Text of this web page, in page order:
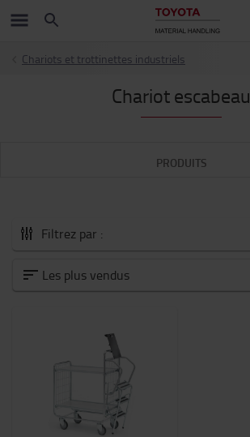
Chariots et trottinettes industriels
Chariot escabeau
PRODUITS
Filtrez par :
Tous les Accessoires
Batteries et électronique
Chariot moteur thermique
Chariots et trottinettes industriels
Consommables
Eclairage
Les plus vendus